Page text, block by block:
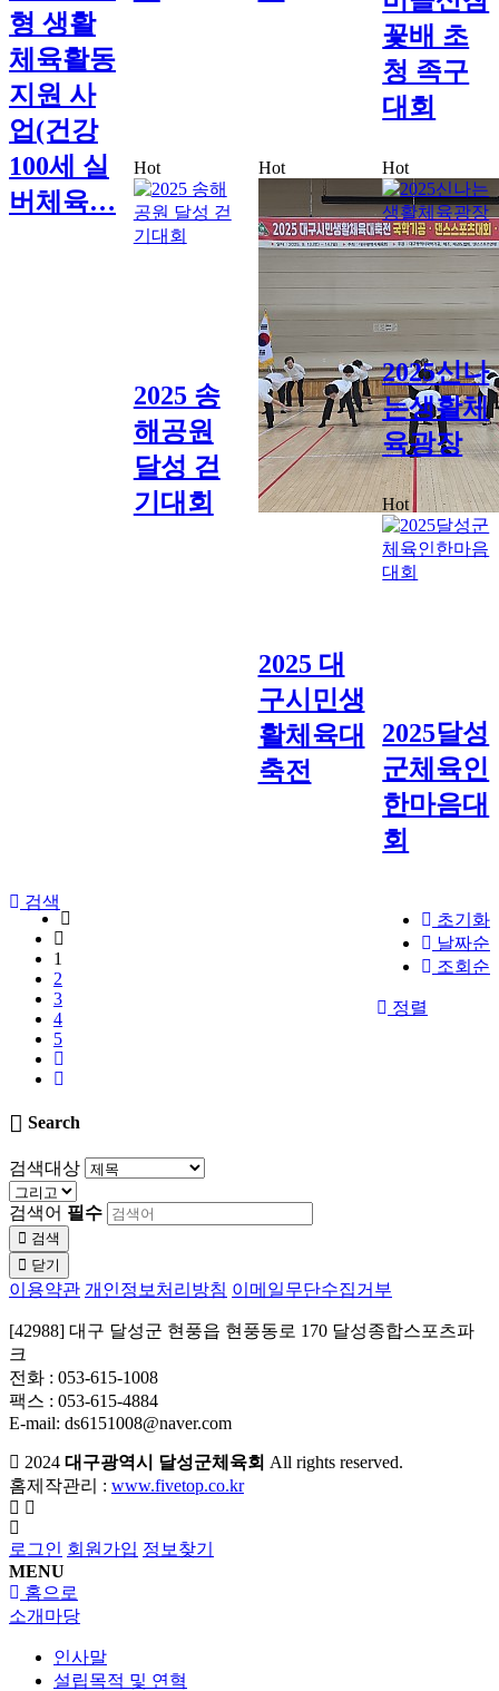
형 생활
체육활동
지원 사
업(건강
100세 실
버체육…
꽃배 초
청 족구
대회
Hot
2025 송
해공원
달성 걷
기대회
Hot
2025 대
구시민생
활체육대
축전
Hot
2025신나
는생활체
육광장
Hot
2025달성
군체육인
한마음대
회
초기화
날짜순
조회순
정렬
검색
1
2
3
4
5
Search
검색대상
검색어 필수
검색
닫기
이용약관 개인정보처리방침 이메일무단수집거부
[42988] 대구 달성군 현풍읍 현풍동로 170 달성종합스포츠파
크
전화 : 053-615-1008
팩스 : 053-615-4884
E-mail: ds6151008@naver.com
2024 대구광역시 달성군체육회 All rights reserved.
홈제작관리 : www.fivetop.co.kr
로그인 회원가입 정보찾기
MENU
홈으로
소개마당
인사말
설립목적 및 연혁